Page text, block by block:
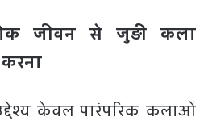
जीवन से जुड़ी कला
करना
केवल पारंपरिक कलाओं